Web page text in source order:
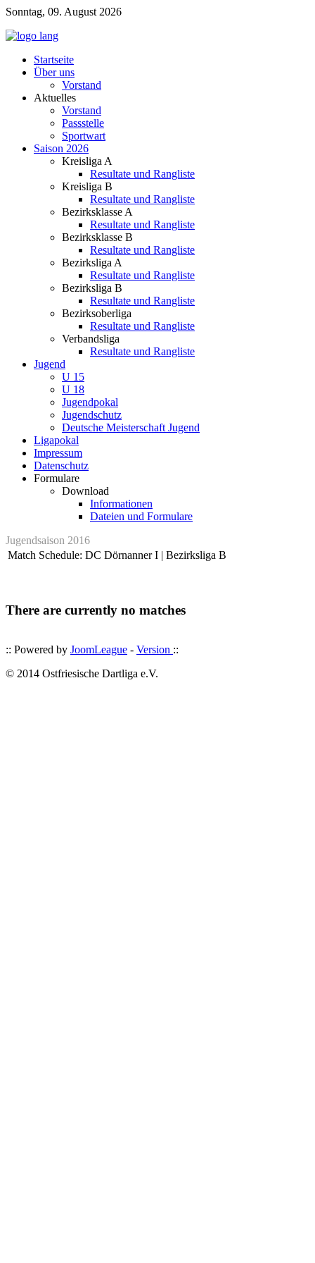
Sonntag, 09. August 2026
Startseite
Über uns
Vorstand
Aktuelles
Vorstand
Passstelle
Sportwart
Saison 2026
Kreisliga A
Resultate und Rangliste
Kreisliga B
Resultate und Rangliste
Bezirksklasse A
Resultate und Rangliste
Bezirksklasse B
Resultate und Rangliste
Bezirksliga A
Resultate und Rangliste
Bezirksliga B
Resultate und Rangliste
Bezirksoberliga
Resultate und Rangliste
Verbandsliga
Resultate und Rangliste
Jugend
U 15
U 18
Jugendpokal
Jugendschutz
Deutsche Meisterschaft Jugend
Ligapokal
Impressum
Datenschutz
Formulare
Download
Informationen
Dateien und Formulare
Jugendsaison 2016
Match Schedule: DC Dörnanner I | Bezirksliga B
There are currently no matches
:: Powered by JoomLeague - Version ::
© 2014 Ostfriesische Dartliga e.V.